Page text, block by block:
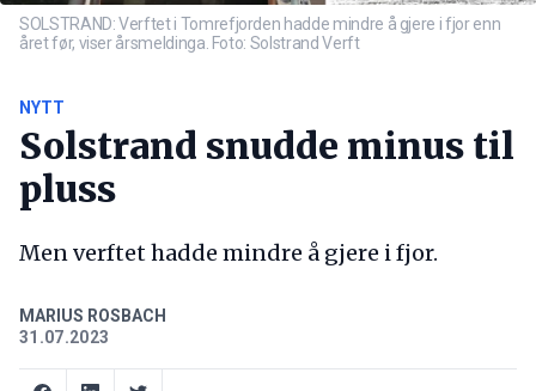
SOLSTRAND: Verftet i Tomrefjorden hadde mindre å gjere i fjor enn
året før, viser årsmeldinga. Foto: Solstrand Verft
NYTT
Solstrand snudde minus til
pluss
Men verftet hadde mindre å gjere i fjor.
MARIUS ROSBACH
31.07.2023